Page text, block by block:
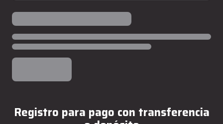
Registro para pago con transferencia